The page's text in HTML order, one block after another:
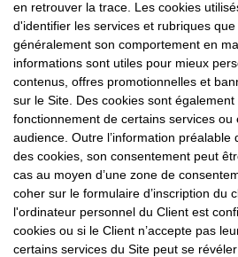
en retrouver la trace. Les cookies
d'identifier les services et rubriques
généralement son comportement en
informations sont utiles pour mieux
contenus, offres promotionnelles et
sur le Site. Des cookies sont
fonctionnement de certains services
audience. Outre l’information préalable
des cookies, son consentement peut
cas au moyen d’une zone de
coher sur le formulaire d’inscription du
l'ordinateur personnel du Client est
cookies ou si le Client n’accepte pas
certains services du Site peut se